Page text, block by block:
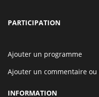
PARTICIPATION
Ajouter un programme
Ajouter un commentaire
INFORMATION